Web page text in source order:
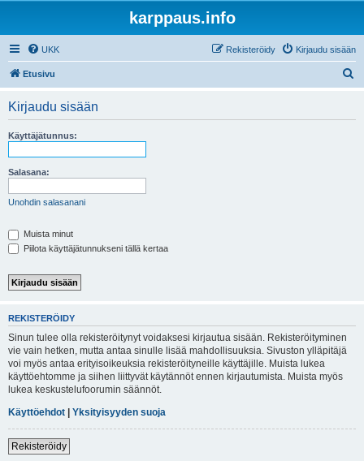
karppaus.info
UKK Kirjaudu sisään
Rekisteröidy
Etusivu
Kirjaudu sisään
Käyttäjätunnus:
Salasana:
Unohdin salasanani
Muista minut
Piilota käyttäjätunnukseni tällä kertaa
REKISTERÖIDY
Sinun tulee olla rekisteröitynyt voidaksesi kirjautua sisään. Rekisteröityminen
vie vain hetken, mutta antaa sinulle lisää mahdollisuuksia. Sivuston ylläpitäjä
voi myös antaa erityisoikeuksia rekisteröityneille käyttäjille. Muista lukea
käyttöehtomme ja siihen liittyvät käytännöt ennen kirjautumista. Muista myös
lukea keskustelufoorumin säännöt.
Käyttöehdot | Yksityisyyden suoja
Rekisteröidy